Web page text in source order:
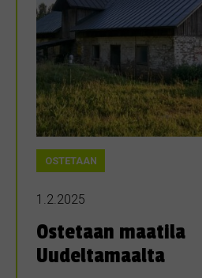
OSTETAAN
1.2.2025
Ostetaan maatila
Uudeltamaalta